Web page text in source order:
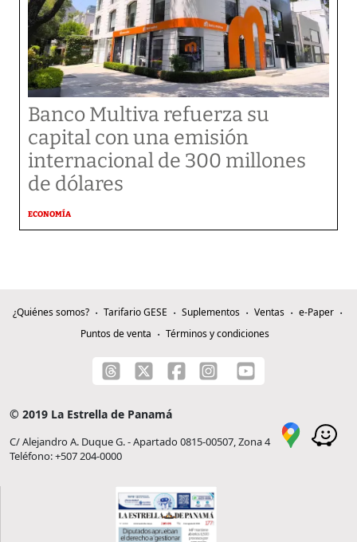
Banco Multiva refuerza su
capital con una emisión
internacional de 300 millones
de dólares
ECONOMÍA
¿Quiénes somos? Tarifario GESE Suplementos Ventas
e-Paper
Puntos de venta
Términos y condiciones
© 2019 La Estrella de Panamá
C/ Alejandro A. Duque G. - Apartado 0815-00507, Zona 4
Teléfono: +507 204-0000